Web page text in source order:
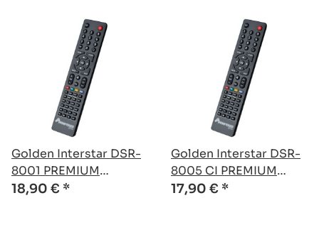
Golden Interstar DSR-
8001 PREMIUM
kompatible Ersatz
18,90 € *
Golden Interstar DSR-
8005 CI PREMIUM
kompatible Ersatz
17,90 € *